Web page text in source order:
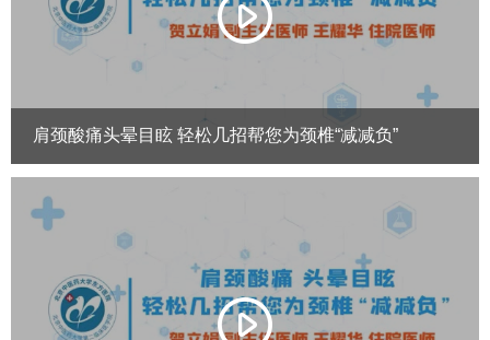
肩颈酸痛头晕目眩 轻松几招帮您为颈椎“减减负”